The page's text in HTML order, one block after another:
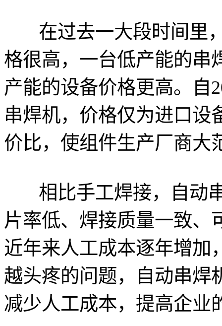
在过去一大段时间里，
格很高，一台低产能的串
产能的设备价格更高。自
串焊机，价格仅为进口设
价比，使组件生产厂商大
相比手工焊接，自动串
片率低、焊接质量一致、
近年来人工成本逐年增加
越头疼的问题，自动串焊
减少人工成本，提高企业